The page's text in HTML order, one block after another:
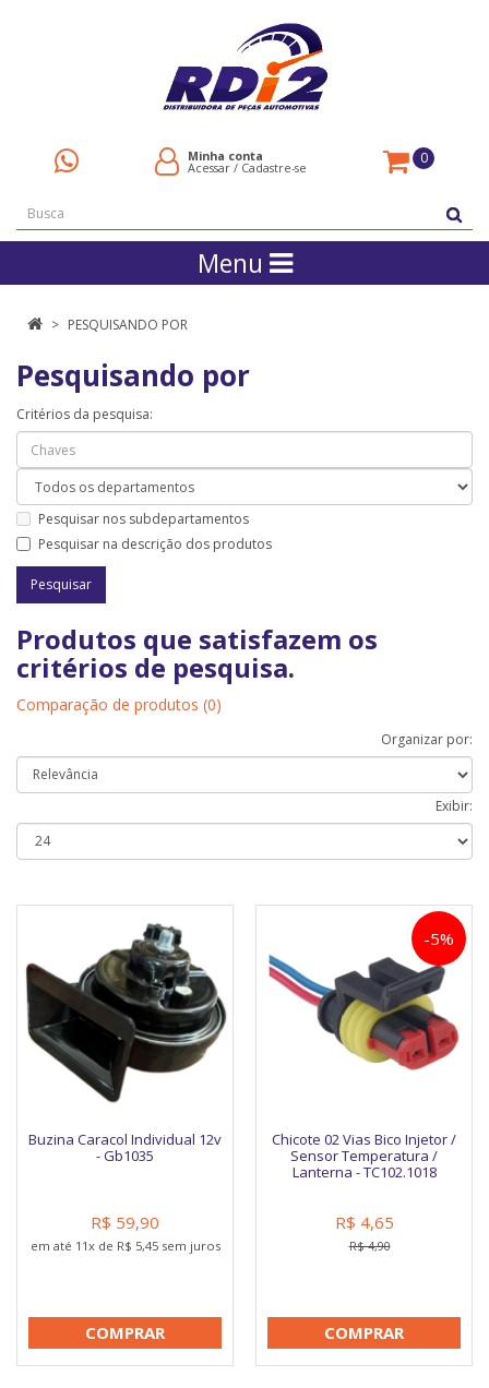
Minha conta
Acessar / Cadastre-se
0
Menu
PESQUISANDO POR
Pesquisando por
Critérios da pesquisa:
Pesquisar nos subdepartamentos
Pesquisar na descrição dos produtos
Produtos que satisfazem os
critérios de pesquisa.
Comparação de produtos (0)
Organizar por:
Exibir:
Buzina Caracol Individual 12v
- Gb1035
R$ 59,90
em até 11x de R$ 5,45 sem juros
COMPRAR
Chicote 02 Vias Bico Injetor /
Sensor Temperatura /
Lanterna - TC102.1018
R$ 4,65
R$ 4,90
-5%
COMPRAR